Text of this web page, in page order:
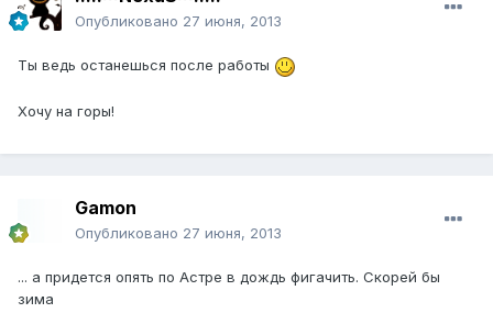
Опубликовано 27 июня, 2013
Ты ведь останешься после работы
Хочу на горы!
Gamon
Опубликовано 27 июня, 2013
... а придется опять по Астре в дождь фигачить. Скорей бы
зима